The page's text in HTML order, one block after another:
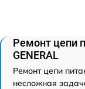
Ремонт цепи
GENERAL
Ремонт цепи
несложная